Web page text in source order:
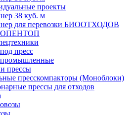
проекты
38 куб. м
для перевозки БИООТХОДОВ
ОПЕНТОП
пресс
прессы
пресскомпакторы (Моноблоки)
прессы для отходов